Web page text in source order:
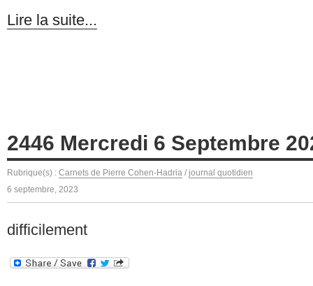
Lire la suite...
2446 Mercredi 6 Septembre
Rubrique(s) : Carnets de Pierre Cohen-Hadria / journal quotidien
6 septembre, 2023
difficilement